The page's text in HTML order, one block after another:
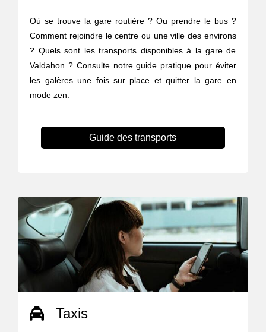
Où se trouve la gare routière ? Ou prendre le bus ?
Comment rejoindre le centre ou une ville des environs
? Quels sont les transports disponibles à la gare de
Valdahon ? Consulte notre guide pratique pour éviter
les galères une fois sur place et quitter la gare en
mode zen.
Guide des transports
Taxis